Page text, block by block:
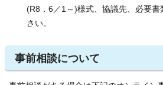
(R8．6／1～)様式、協議先、必要
さい。
事前相談について